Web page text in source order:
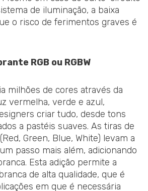
de iluminação, a baixa
o risco de ferimentos graves é
RGB ou RGBW
milhões de cores através da
vermelha, verde e azul,
criar tudo, desde tons
a pastéis suaves. As tiras de
Green, Blue, White) levam a
passo mais além, adicionando
Esta adição permite a
de alta qualidade, que é
em que é necessária